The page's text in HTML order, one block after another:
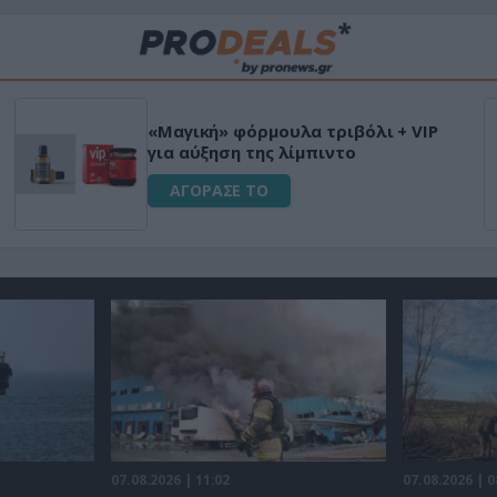
φυτικό διεγερτικό
Ultra Box
μπαταρία
07.08.2026 | 11:02 07.08.2026 |